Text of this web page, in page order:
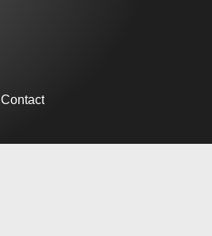
Contact